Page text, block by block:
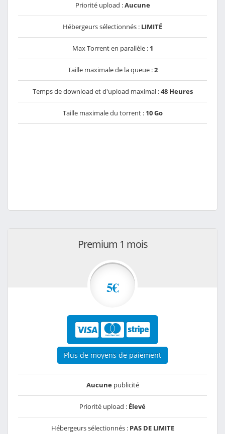
Priorité upload :Aucune
Hébergeurs sélectionnés : LIMITÉ
Max Torrent en parallèle : 1
Taille maximale de la queue :2
Temps de download et d'upload maximal :48 Heures
Taille maximale du torrent : 10 Go
Premium 1 mois
5€
Plus de moyens de paiement
Aucunepublicité
Priorité upload : Élevé
Hébergeurs sélectionnés : PAS DE LIMITE